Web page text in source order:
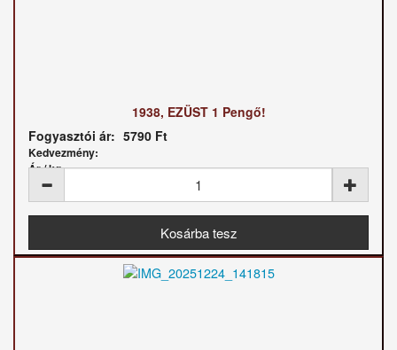
1938, EZÜST 1 Pengő!
Fogyasztói ár: 5790 Ft
Kedvezmény:
Ár / kg: